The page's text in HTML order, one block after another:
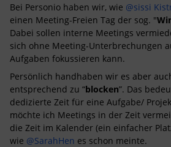
Bei Personio haben wir, wie @sissi
einen Meeting-Freien Tag der sog. "
Dabei sollen interne Meetings
sich ohne Meeting-Unterbrechungen
Aufgaben fokussieren kann.
Persönlich handhaben wir es aber
entsprechend zu “blocken”. Das
dedizierte Zeit für eine Aufgabe/
möchte ich Meetings in der Zeit
die Zeit im Kalender (ein einfacher
wie @SarahHen es schon meinte.